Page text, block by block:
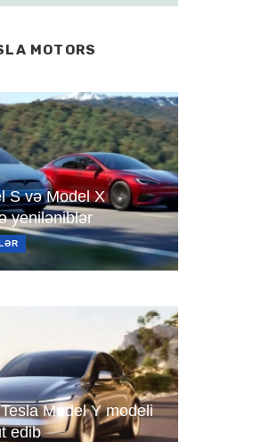
MOTORS
S və Model X
yeniləniblər
Model Y modeli
edib